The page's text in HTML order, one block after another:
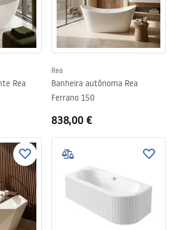
Rea
Rea
Banheira autônoma Rea
Ferrano 150
838,00 €